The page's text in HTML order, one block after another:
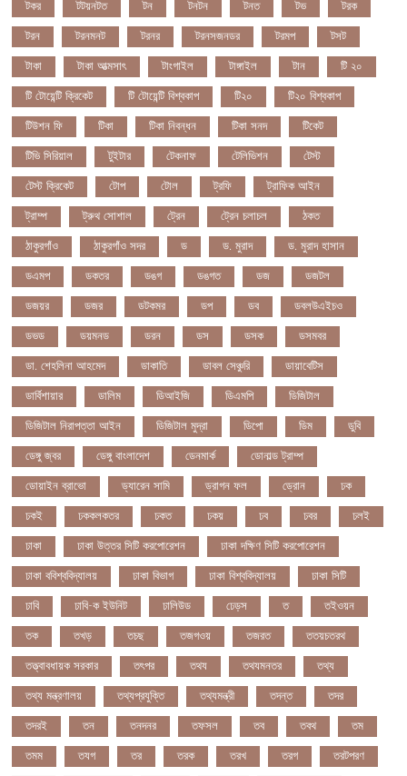
টকর টটয়নটত টন টনটন টনত টভ টরক
টরন টরনমনট টরনর টরনসজনডর টরমপ টসট
টাকা টাকা আত্মসাৎ টাংগাইল টাঙ্গাইল টান টি ২০
টি টোয়েন্টি ক্রিকেট টি টোয়েন্টি বিশ্বকাপ টি২০ টি২০ বিশ্বকাপ
টিউশন ফি টিকা টিকা নিবন্ধন টিকা সনদ টিকেট
টিভি সিরিয়াল টুইটার টেকনাফ টেলিভিশন টেস্ট
টেস্ট ক্রিকেট টোপ টোল ট্রফি ট্রাফিক আইন
ট্রাম্প ট্রুথ সোশাল ট্রেন ট্রেন চলাচল ঠকত
ঠাকুরগাঁও ঠাকুরগাঁও সদর ড ড. মুরাদ ড. মুরাদ হাসান
ডএমপ ডকতর ডঙগ ডঙগত ডজ ডজটল
ডজয়র ডজর ডটকমর ডপ ডব ডবলউএইচও
ডভড ডয়মনড ডরন ডস ডসক ডসমবর
ডা. শেহলিনা আহমেদ ডাকাতি ডাবল সেঞ্চুরি ডায়াবেটিস
ডার্বিশায়ার ডালিম ডিআইজি ডিএমপি ডিজিটাল
ডিজিটাল নিরাপত্তা আইন ডিজিটাল মুদ্রা ডিপো ডিম ডুবি
ডেঙ্গু জ্বর ডেঙ্গু বাংলাদেশ ডেনমার্ক ডোনাল্ড ট্রাম্প
ডোয়াইন ব্রাভো ড্যারেন সামি ড্রাগন ফল ড্রোন ঢক
ঢকই ঢককলকতর ঢকত ঢকয় ঢব ঢবর ঢলই
ঢাকা ঢাকা উত্তর সিটি করপোরেশন ঢাকা দক্ষিণ সিটি করপোরেশন
ঢাকা ববিশ্ববিদ্যালয় ঢাকা বিভাগ ঢাকা বিশ্ববিদ্যালয় ঢাকা সিটি
ঢাবি ঢাবি-ক ইউনিট ঢালিউড ঢেড়স ত তইওয়ন
তক তখড় তচছ তজগওয় তজরত ততয়চতরথ
তত্ত্বাবধায়ক সরকার তৎপর তথয তথযমনতর তথ্য
তথ্য মন্ত্রণালয় তথ্যপ্রযুক্তি তথ্যমন্ত্রী তদন্ত তদর
তদরই তন তনদনর তফসল তব তবথ তম
তমম তযগ তর তরক তরখ তরগ তরটপরণ